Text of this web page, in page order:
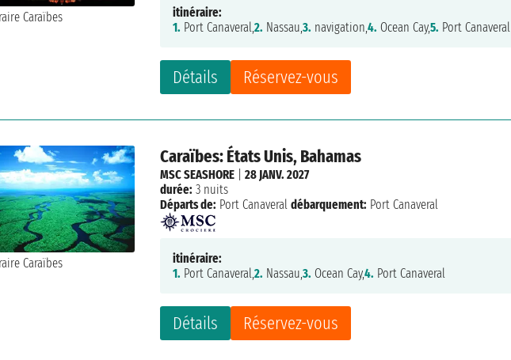
Détails Réservez-vous
itinéraire:
1. Port Canaveral,2. Nassau,3. navigation,4. Ocean Cay,5. Port Canaveral
Caraïbes: États Unis, Bahamas
Détails Réservez-vous
MSC SEASHORE |28 JANV. 2027
durée: 3 nuits
Départs de: Port Canaveral débarquement: Port Canaveral
itinéraire:
1. Port Canaveral,2. Nassau,3. Ocean Cay,4. Port Canaveral